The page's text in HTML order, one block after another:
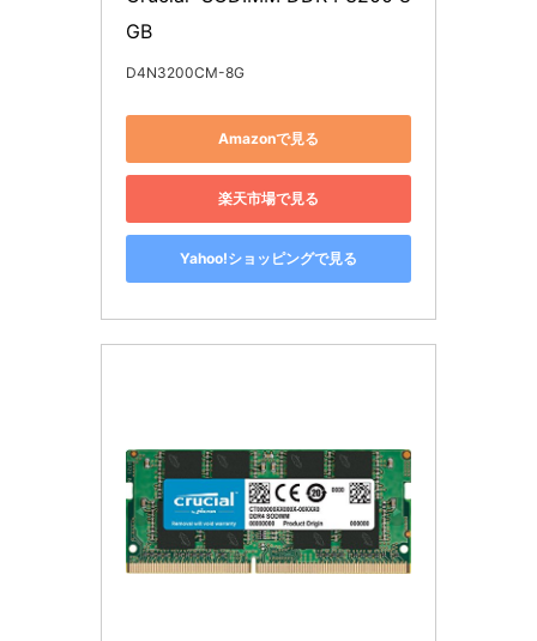
D4N3200CM-8G
Amazonで見る
楽天市場で見る
Yahoo!ショッピングで見る